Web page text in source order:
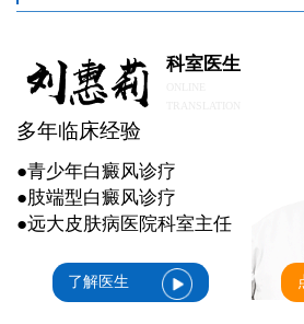
科室医生
多年临床经验
●青少年白癜风诊疗
●肢端型白癜风诊疗
●远大皮肤病医院科室主任
了解医生